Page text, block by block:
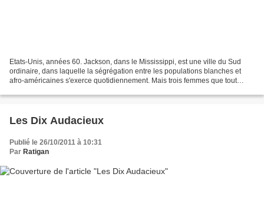
Etats-Unis, années 60. Jackson, dans le Mississippi, est une ville du Sud
ordinaire, dans laquelle la ségrégation entre les populations blanches et
afro-américaines s'exerce quotidiennement. Mais trois femmes que tout
Les Dix Audacieux
Publié le 26/10/2011 à 10:31
Par Ratigan